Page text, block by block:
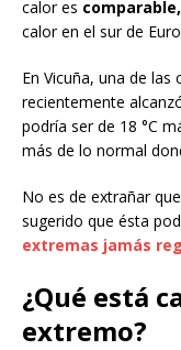
calor es
calor en el sur de
En Vicuña, una de las
recientemente
podría ser de 18 °C
más de lo normal
No es de extrañar
sugerido que ésta
extremas jamás
¿Qué está
extremo?